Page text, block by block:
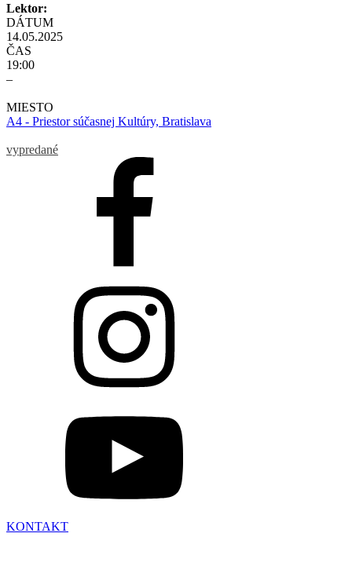
Lektor:
DÁTUM
14.05.2025
ČAS
19:00
–
MIESTO
A4 - Priestor súčasnej Kultúry, Bratislava
vypredané
KONTAKT